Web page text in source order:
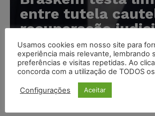
entre tutela
recuperação
Karina Silvério - 06/08/2026
IA da Anthropic cria identidades falsas
segurança e acende alerta sobre riscos de
Usamos cookies em nosso site para
experiência mais relevante, lembrando
preferências e visitas repetidas. Ao
concorda com a utilização de TODOS
Configurações Aceitar